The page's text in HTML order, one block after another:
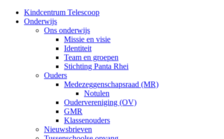
Kindcentrum Telescoop
Onderwijs
Ons onderwijs
Missie en visie
Identiteit
Team en groepen
Stichting Panta Rhei
Ouders
Medezeggenschapsraad (MR)
Notulen
Oudervereniging (OV)
GMR
Klassenouders
Nieuwsbrieven